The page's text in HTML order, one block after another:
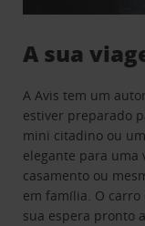
A sua
A Avis tem um
estiver preparado
mini citadino ou
elegante para uma
casamento ou
em família. O
sua espera pronto